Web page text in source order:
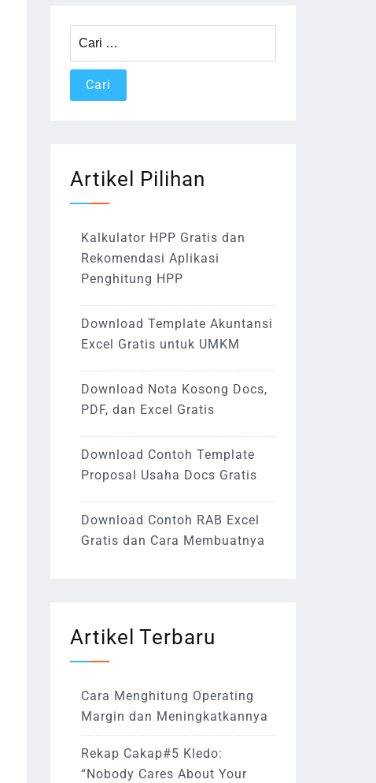
untuk:
Artikel Pilihan
Kalkulator HPP Gratis dan
Rekomendasi Aplikasi
Penghitung HPP
Download Template Akuntansi
Excel Gratis untuk UMKM
Download Nota Kosong Docs,
PDF, dan Excel Gratis
Download Contoh Template
Proposal Usaha Docs Gratis
Download Contoh RAB Excel
Gratis dan Cara Membuatnya
Artikel Terbaru
Cara Menghitung Operating
Margin dan Meningkatkannya
Rekap Cakap#5 Kledo:
“Nobody Cares About Your